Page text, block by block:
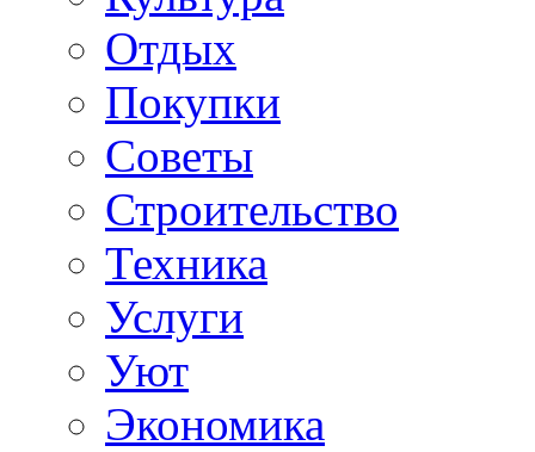
Отдых
Покупки
Советы
Строительство
Техника
Услуги
Уют
Экономика